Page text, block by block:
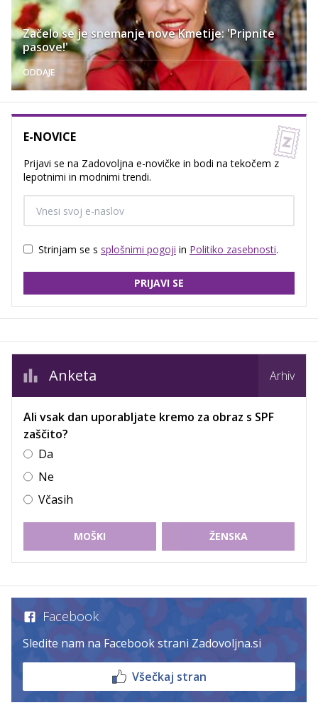
Začelo se je snemanje nove Kmetije: 'Pripnite
pasove!'
ODDAJE
E-NOVICE
Prijavi se na Zadovoljna e-novičke in bodi na tekočem z
lepotnimi in modnimi trendi.
Strinjam se s splošnimi pogoji in Politiko zasebnosti.
PRIJAVI SE
Anketa Arhiv
Ali vsak dan uporabljate kremo za obraz s SPF
zaščito?
Da
Ne
Včasih
MOŠKI ŽENSKA
Facebook
Sledite nam na Facebook strani Zadovoljna.si
Všečkaj stran